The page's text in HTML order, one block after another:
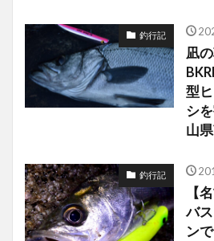
釣行記
凪
型
シ
山
釣行記
【
バ
ンで